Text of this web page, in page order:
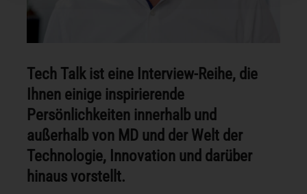
Tech Talk ist eine Interview-Reihe, die
Ihnen einige inspirierende
Persönlichkeiten innerhalb und
außerhalb von MD und der Welt der
Technologie, Innovation und darüber
hinaus vorstellt.